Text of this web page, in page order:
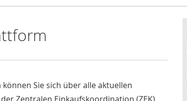
Sie sich über alle aktuellen